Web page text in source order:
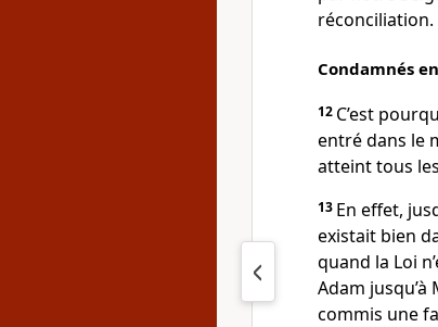
réconciliation.
Condamnés
12 C’est
entré dans le
atteint tous
13 En effet,
existait bien
quand la Loi
Adam jusqu’à
commis une